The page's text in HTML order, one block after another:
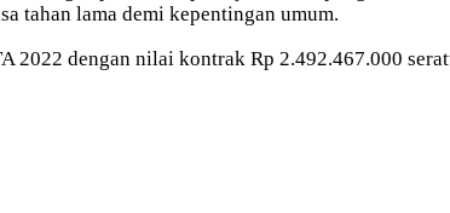
tahan lama demi kepentingan umum.
dengan nilai kontrak Rp 2.492.467.000